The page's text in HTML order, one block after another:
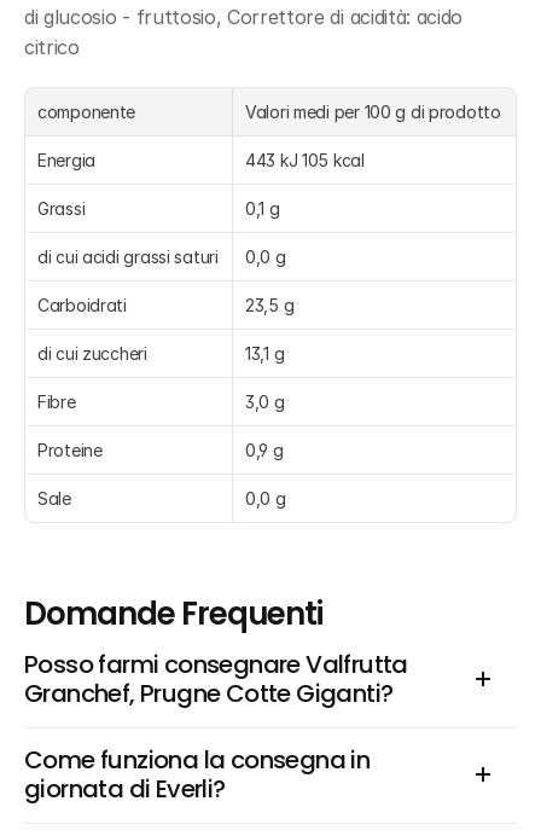
di glucosio - fruttosio, Correttore di acidità: acido
citrico
componente Valori medi per 100 g di prodotto
Energia 443 kJ 105 kcal
Grassi 0,1 g
di cui acidi grassi saturi 0,0 g
Carboidrati 23,5 g
di cui zuccheri 13,1 g
Fibre 3,0 g
Proteine 0,9 g
Sale 0,0 g
Domande Frequenti
Posso farmi consegnare Valfrutta
Granchef, Prugne Cotte Giganti?
Come funziona la consegna in
giornata di Everli?